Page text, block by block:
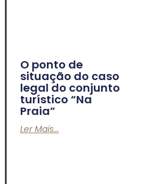
O ponto de
situação do caso
legal do conjunto
turístico “Na
Praia”
Ler Mais...